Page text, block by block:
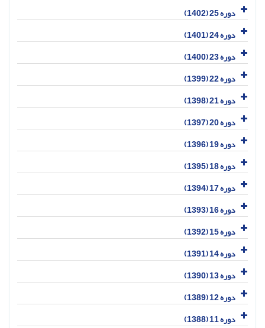
دوره 25 (1402)
دوره 24 (1401)
دوره 23 (1400)
دوره 22 (1399)
دوره 21 (1398)
دوره 20 (1397)
دوره 19 (1396)
دوره 18 (1395)
دوره 17 (1394)
دوره 16 (1393)
دوره 15 (1392)
دوره 14 (1391)
دوره 13 (1390)
دوره 12 (1389)
دوره 11 (1388)